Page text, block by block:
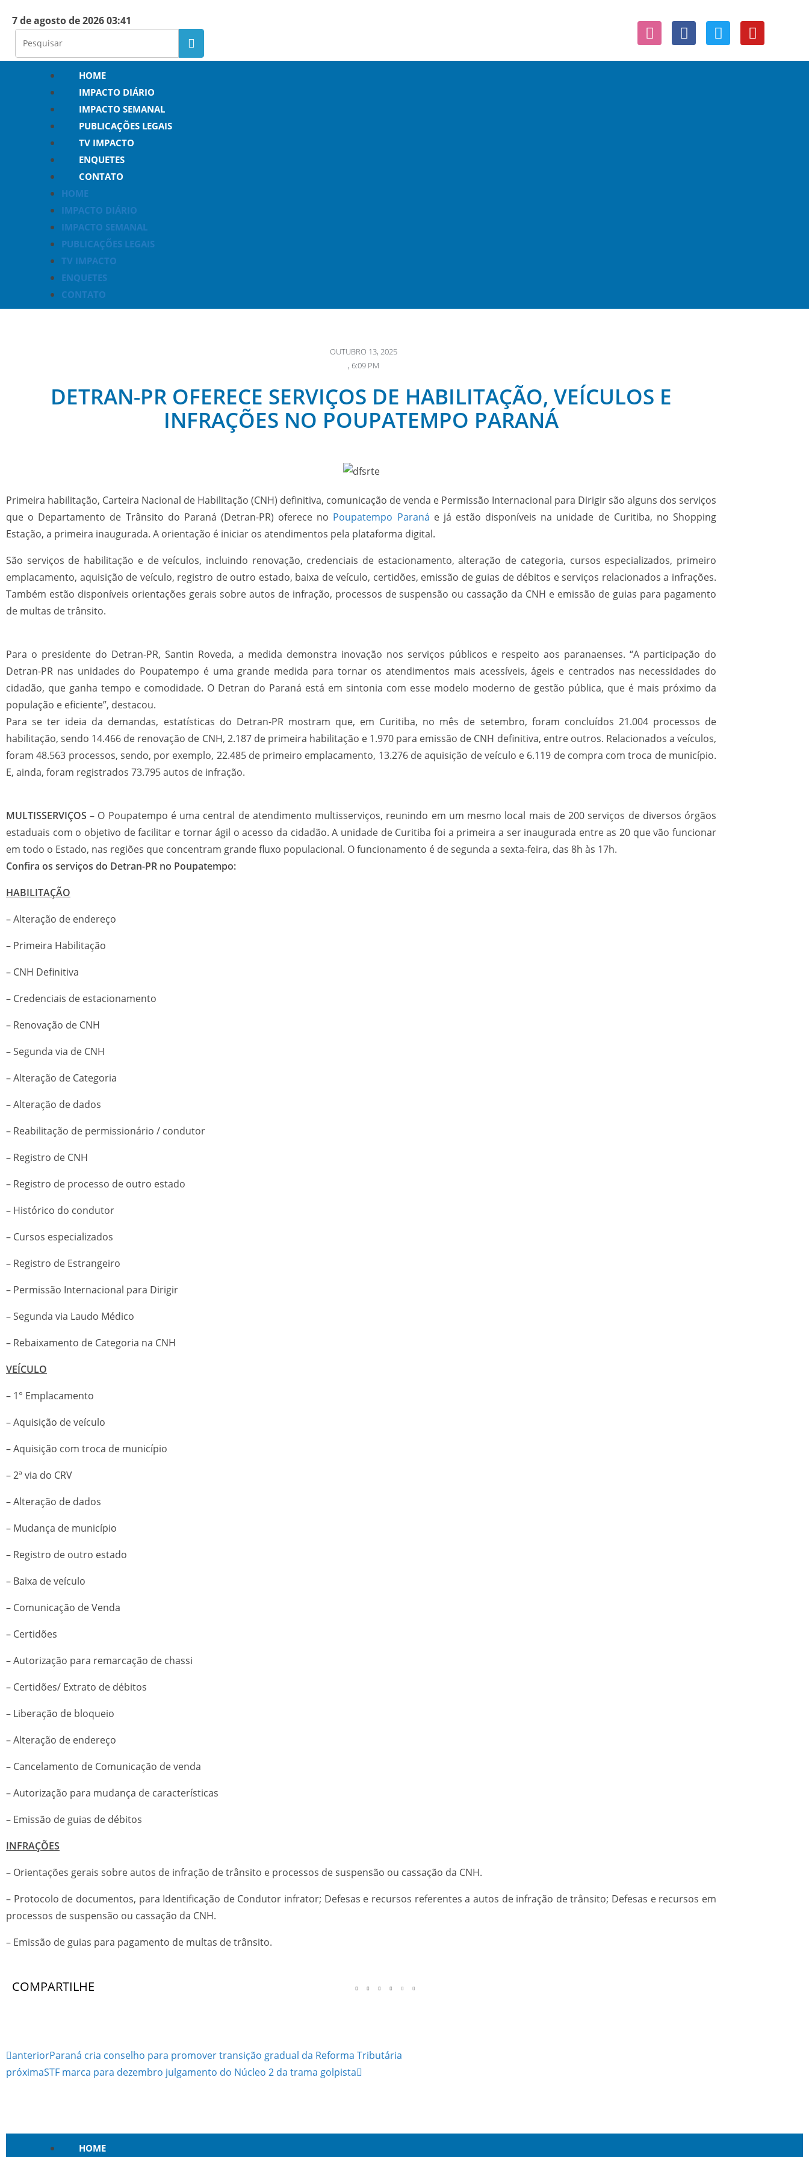
7 de agosto de 2026 03:41
HOME
IMPACTO DIÁRIO
IMPACTO SEMANAL
PUBLICAÇÕES LEGAIS
TV IMPACTO
ENQUETES
CONTATO
HOME
IMPACTO DIÁRIO
IMPACTO SEMANAL
PUBLICAÇÕES LEGAIS
TV IMPACTO
ENQUETES
CONTATO
OUTUBRO 13, 2025
, 6:09 PM
DETRAN-PR OFERECE SERVIÇOS DE HABILITAÇÃO, VEÍCULOS E
INFRAÇÕES NO POUPATEMPO PARANÁ
Primeira habilitação, Carteira Nacional de Habilitação (CNH) definitiva, comunicação de venda e Permissão Internacional para Dirigir são alguns dos serviços
que o Departamento de Trânsito do Paraná (Detran-PR) oferece no Poupatempo Paraná e já estão disponíveis na unidade de Curitiba, no Shopping
Estação, a primeira inaugurada. A orientação é iniciar os atendimentos pela plataforma digital.
São serviços de habilitação e de veículos, incluindo renovação, credenciais de estacionamento, alteração de categoria, cursos especializados, primeiro
emplacamento, aquisição de veículo, registro de outro estado, baixa de veículo, certidões, emissão de guias de débitos e serviços relacionados a infrações.
Também estão disponíveis orientações gerais sobre autos de infração, processos de suspensão ou cassação da CNH e emissão de guias para pagamento
de multas de trânsito.
Para o presidente do Detran-PR, Santin Roveda, a medida demonstra inovação nos serviços públicos e respeito aos paranaenses. “A participação do
Detran-PR nas unidades do Poupatempo é uma grande medida para tornar os atendimentos mais acessíveis, ágeis e centrados nas necessidades do
cidadão, que ganha tempo e comodidade. O Detran do Paraná está em sintonia com esse modelo moderno de gestão pública, que é mais próximo da
população e eficiente”, destacou.
Para se ter ideia da demandas, estatísticas do Detran-PR mostram que, em Curitiba, no mês de setembro, foram concluídos 21.004 processos de
habilitação, sendo 14.466 de renovação de CNH, 2.187 de primeira habilitação e 1.970 para emissão de CNH definitiva, entre outros. Relacionados a veículos,
foram 48.563 processos, sendo, por exemplo, 22.485 de primeiro emplacamento, 13.276 de aquisição de veículo e 6.119 de compra com troca de município.
E, ainda, foram registrados 73.795 autos de infração.
MULTISSERVIÇOS– O Poupatempo é uma central de atendimento multisserviços, reunindo em um mesmo local mais de 200 serviços de diversos órgãos
estaduais com o objetivo de facilitar e tornar ágil o acesso da cidadão. A unidade de Curitiba foi a primeira a ser inaugurada entre as 20 que vão funcionar
em todo o Estado, nas regiões que concentram grande fluxo populacional. O funcionamento é de segunda a sexta-feira, das 8h às 17h.
Confira os serviços do Detran-PR no Poupatempo:
HABILITAÇÃO
– Alteração de endereço
– Primeira Habilitação
– CNH Definitiva
– Credenciais de estacionamento
– Renovação de CNH
– Segunda via de CNH
– Alteração de Categoria
– Alteração de dados
– Reabilitação de permissionário / condutor
– Registro de CNH
– Registro de processo de outro estado
– Histórico do condutor
– Cursos especializados
– Registro de Estrangeiro
– Permissão Internacional para Dirigir
– Segunda via Laudo Médico
– Rebaixamento de Categoria na CNH
VEÍCULO
– 1° Emplacamento
– Aquisição de veículo
– Aquisição com troca de município
– 2ª via do CRV
– Alteração de dados
– Mudança de município
– Registro de outro estado
– Baixa de veículo
– Comunicação de Venda
– Certidões
– Autorização para remarcação de chassi
– Certidões/ Extrato de débitos
– Liberação de bloqueio
– Alteração de endereço
– Cancelamento de Comunicação de venda
– Autorização para mudança de características
– Emissão de guias de débitos
INFRAÇÕES
– Orientações gerais sobre autos de infração de trânsito e processos de suspensão ou cassação da CNH.
– Protocolo de documentos, para Identificação de Condutor infrator; Defesas e recursos referentes a autos de infração de trânsito; Defesas e recursos em
processos de suspensão ou cassação da CNH.
– Emissão de guias para pagamento de multas de trânsito.
COMPARTILHE
anteriorParaná cria conselho para promover transição gradual da Reforma Tributária
próximaSTF marca para dezembro julgamento do Núcleo 2 da trama golpista
HOME